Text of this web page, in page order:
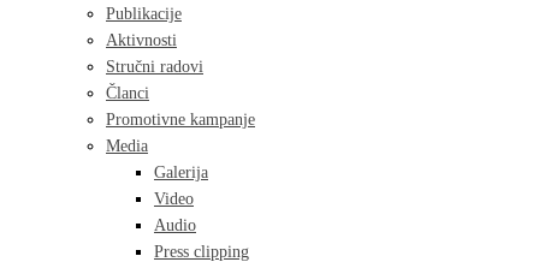
Publikacije
Aktivnosti
Stručni radovi
Članci
Promotivne kampanje
Media
Galerija
Video
Audio
Press clipping